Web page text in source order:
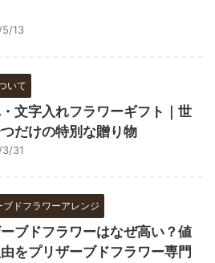
13
いて
文字入れフラワーギフト｜世
だけの特別な贈り物
31
ブドフラワーアレンジ
ブドフラワーはなぜ高い？値
をプリザーブドフラワー専門